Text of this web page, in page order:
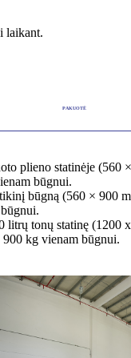
laikant.
PAKUOTĖ
plieno statinėje (560
būgnui.
būgną (560 × 900
litrų tonų statinę (1200
kg vienam būgnui.